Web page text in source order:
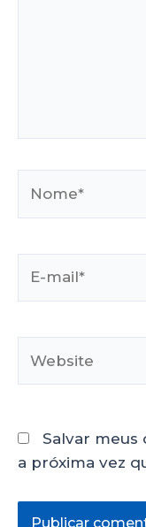
Salvar meus
a próxima vez